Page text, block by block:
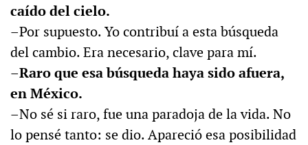
caído del cielo.
–Por supuesto. Yo contribuí a esta búsqueda
del cambio. Era necesario, clave para mí.
–Raro que esa búsqueda haya sido afuera,
en México.
–No sé si raro, fue una paradoja de la vida. No
lo pensé tanto: se dio. Apareció esa posibilidad